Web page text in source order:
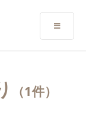
（1件）